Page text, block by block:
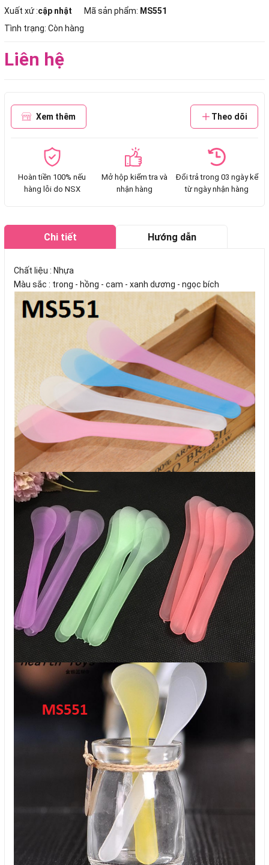
Xuất xứ :cập nhật Mã sản phẩm: MS551
Tình trạng: Còn hàng
Liên hệ
Xem thêm Theo dõi
Hoàn tiền 100% nếu
hàng lỗi do NSX
Mở hộp kiểm tra và
nhận hàng
Đổi trả trong 03 ngày kể
từ ngày nhận hàng
Chi tiết Hướng dẫn
Chất liệu : Nhựa
Màu sắc : trong - hồng - cam - xanh dương - ngọc bích